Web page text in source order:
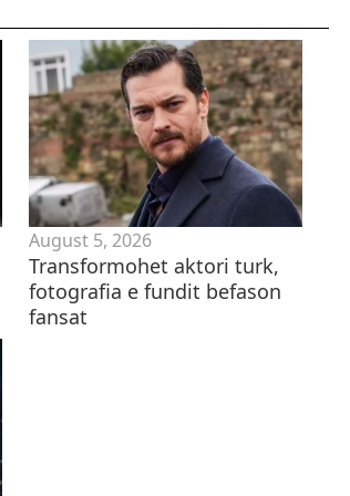
August 5, 2026
Transformohet aktori turk,
fotografia e fundit befason
fansat